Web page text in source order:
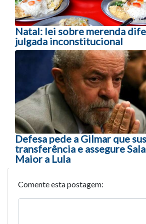
Natal: lei sobre merenda
julgada inconstitucional
Defesa pede a Gilmar que
transferência e assegure
Maior a Lula
Comente esta postagem: